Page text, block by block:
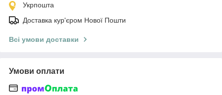
Укрпошта
Доставка кур'єром Нової Пошти
Всі умови доставки
Умови оплати